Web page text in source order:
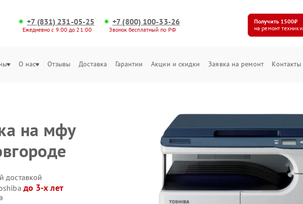
+7 (831) 231-05-25
Ежедневно с 9:00 до 21:00
+7 (800) 100-33-26
Звонок бесплатный по РФ
Получить 1500₽
на ремонт техники
О нас Отзывы Доставка Гарантии Акции и скидки Заявка на ремонт Контакты
на мфу
доставкой
до 3-х лет